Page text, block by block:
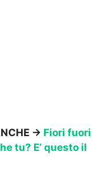
→ Fiori fuori
tu? E’ questo il